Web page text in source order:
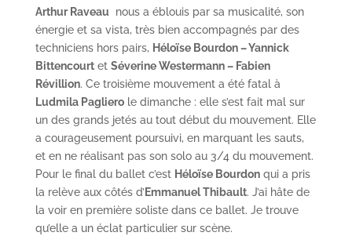
Arthur Raveau nous a éblouis par sa musicalité, son
énergie et sa vista, très bien accompagnés par des
techniciens hors pairs, Héloïse Bourdon – Yannick
Bittencourtet Séverine Westermann – Fabien
Révillion. Ce troisième mouvement a été fatal à
Ludmila Paglierole dimanche : elle s’est fait mal sur
un des grands jetés au tout début du mouvement. Elle
a courageusement poursuivi, en marquant les sauts,
et en ne réalisant pas son solo au 3/4 du mouvement.
Pour le final du ballet c’est Héloïse Bourdonqui a pris
la relève aux côtés d’ Emmanuel Thibault. J’ai hâte de
la voir en première soliste dans ce ballet. Je trouve
qu’elle a un éclat particulier sur scène.